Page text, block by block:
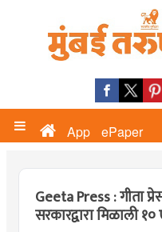
App ePaper
Geeta Press : गीता
सरकारद्वारा मिळाली